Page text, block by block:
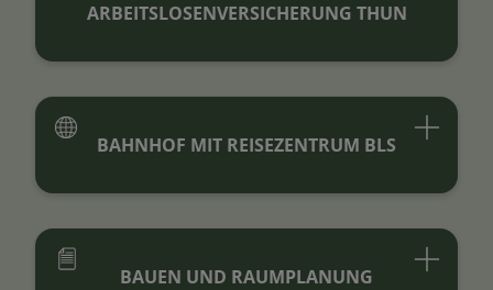
ARBEITSLOSENVERSICHERUNG THUN
BAHNHOF MIT REISEZENTRUM BLS
BAUEN UND RAUMPLANUNG